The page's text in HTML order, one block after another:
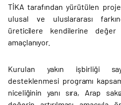
TİKA tarafından yürütülen
ulusal ve uluslararası
üreticilere kendilerine değer
amaçlanıyor.
Kurulan yakın işbirliği
desteklenmesi programı
niceliğinin yanı sıra, Arap